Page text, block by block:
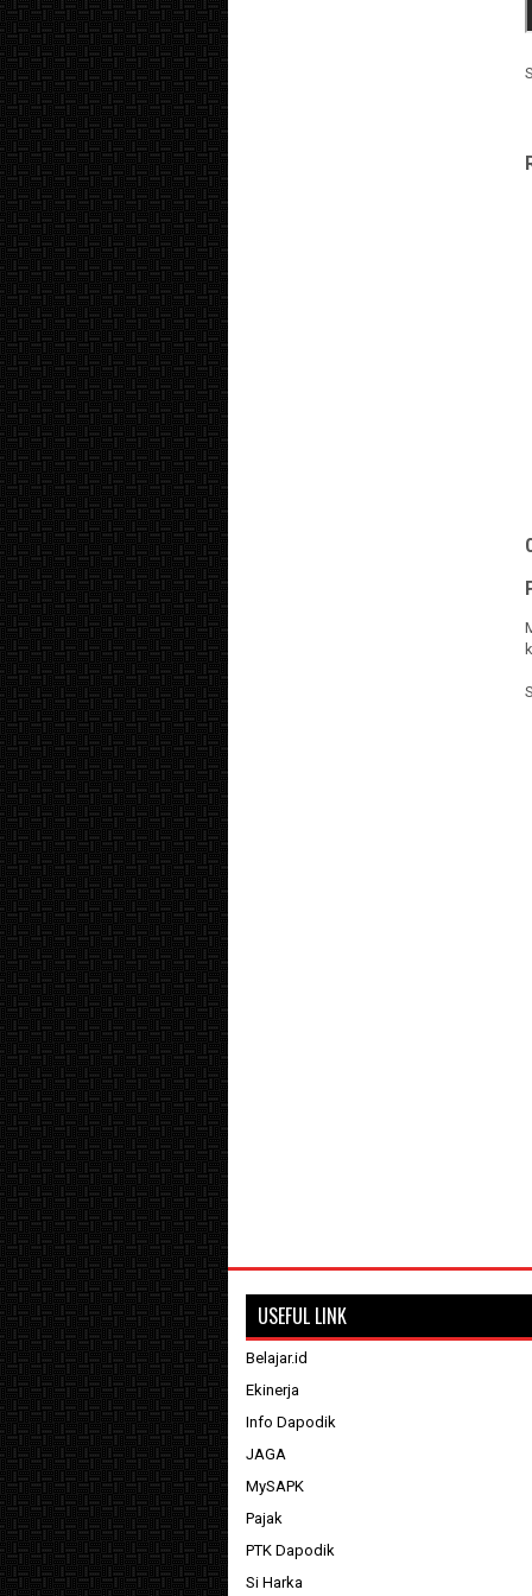
USEFUL LINK
Belajar.id
Ekinerja
Info Dapodik
JAGA
MySAPK
Pajak
PTK Dapodik
Si Harka